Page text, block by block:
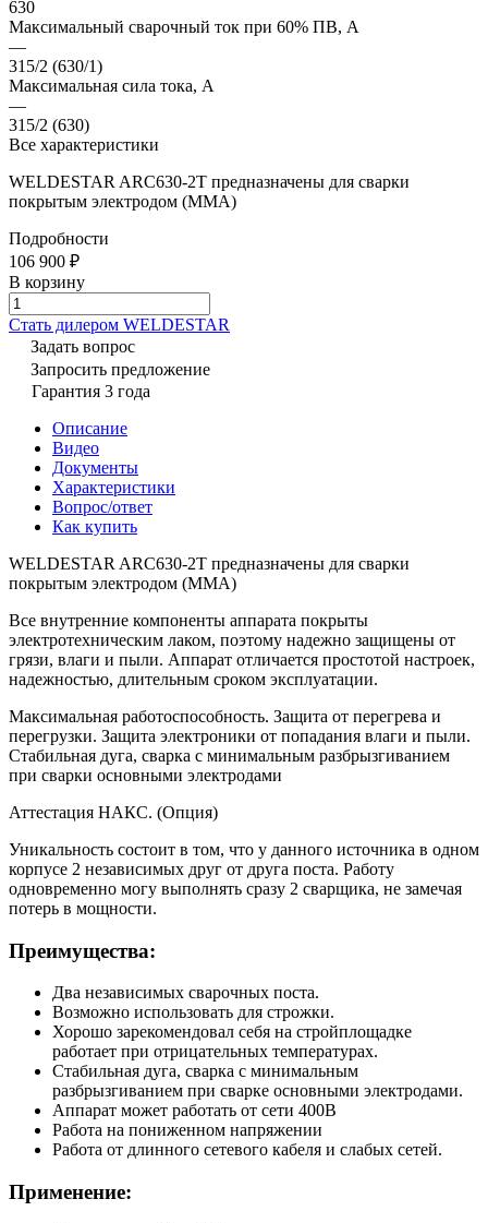
630
Максимальный сварочный ток при 60% ПВ, А
—
315/2 (630/1)
Максимальная сила тока, А
—
315/2 (630)
Все характеристики
WELDESTAR ARC630-2T предназначены для сварки
покрытым электродом (ММА)
Подробности
106 900 ₽
В корзину
Cтать дилером WELDESTAR
Задать вопрос
Запросить предложение
Гарантия 3 года
Описание
Видео
Документы
Характеристики
Вопрос/ответ
Как купить
WELDESTAR ARC630-2T предназначены для сварки
покрытым электродом (ММА)
Все внутренние компоненты аппарата покрыты
электротехническим лаком, поэтому надежно защищены от
грязи, влаги и пыли. Аппарат отличается простотой настроек,
надежностью, длительным сроком эксплуатации.
Максимальная работоспособность. Защита от перегрева и
перегрузки. Защита электроники от попадания влаги и пыли.
Стабильная дуга, сварка с минимальным разбрызгиванием
при сварки основными электродами
Аттестация НАКС. (Опция)
Уникальность состоит в том, что у данного источника в одном
корпусе 2 независимых друг от друга поста. Работу
одновременно могу выполнять сразу 2 сварщика, не замечая
потерь в мощности.
Преимущества:
Два независимых сварочных поста.
Возможно использовать для строжки.
Хорошо зарекомендовал себя на стройплощадке
работает при отрицательных температурах.
Стабильная дуга, сварка с минимальным
разбрызгиванием при сварке основными электродами.
Аппарат может работать от сети 400В
Работа на пониженном напряжении
Работа от длинного сетевого кабеля и слабых сетей.
Применение: